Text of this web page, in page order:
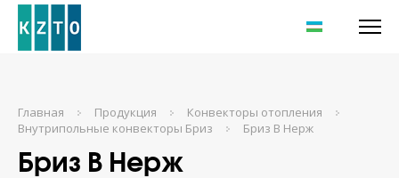
Главная Продукция
Конвекторы отопления
Внутрипольные конвекторы Бриз
Бриз В Нерж
Бриз В Нерж